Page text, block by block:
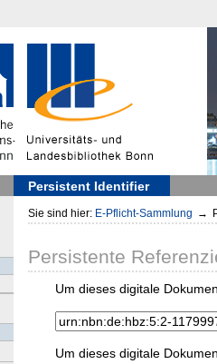
Persistent Identifier
Sie sind hier: E-Pflicht-Sammlung →
Persistente
Um dieses digitale
Um dieses digitale